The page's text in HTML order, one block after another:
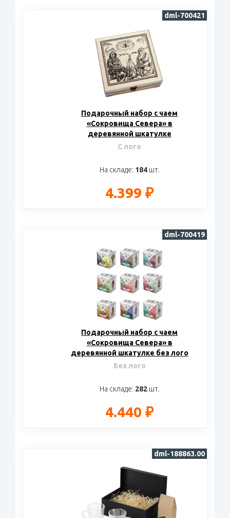
Подарочный набор c чаем
«Сокровища Севера» в
деревянной шкатулке
С лого
На складе: 184шт.
4.399 ₽
dml-700421
Подарочный набор c чаем
«Сокровища Севера» в
деревянной шкатулке без лого
Без лого
На складе: 282шт.
4.440 ₽
dml-700419
dml-188863.00